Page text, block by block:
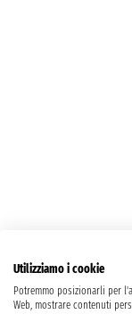
Utilizziamo i cookie
Potremmo posizionarli per
Web, mostrare contenuti